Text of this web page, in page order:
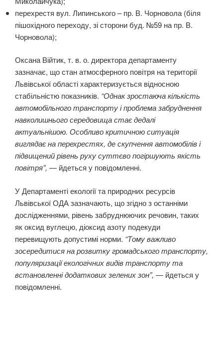
перехрестя вул. Липинського – пр. В. Чорновола (біля
пішохідного переходу, зі сторони буд. №59 на пр. В.
Чорновола);
Оксана Війтик, т. в. о. директора департаменту
зазначає, що стан атмосферного повітря на території
Львівської області характеризується відносною
стабільністю показників. “Однак зростаюча кількість
автомобільного транспорту і проблема забруднення
навколишнього середовища стає дедалі
актуальнішою. Особливо критичною ситуація
виглядає на перехрестях, де скупчення автомобілів і
підвищений рівень руху суттєво погіршують якість
повітря”, — йдеться у повідомленні.
У Департаменті екології та природних ресурсів
Львівської ОДА зазначають, що згідно з останніми
дослідженнями, рівень забруднюючих речовин, таких
як оксид вуглецю, діоксид азоту подекуди
перевищують допустимі норми. “Тому важливо
зосередитися на розвитку громадського транспорту,
популяризації екологічних видів транспорту та
встановленні додаткових зелених зон”, — йдеться у
повідомленні.